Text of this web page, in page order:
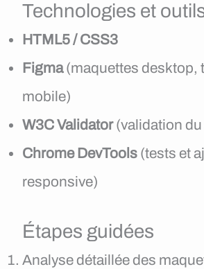
Technologies et
HTML5 / CSS3
Figma(maquettes desktop,
mobile)
W3C Validator(validation du
Chrome DevTools (tests et
responsive)
Étapes guidées
Analyse détaillée des